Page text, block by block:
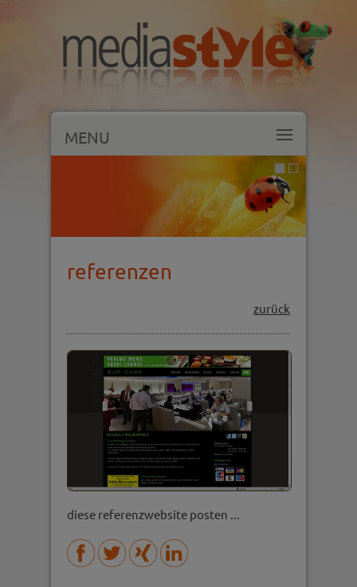
MENU
referenzen
zurück
diese referenzwebsite posten ...